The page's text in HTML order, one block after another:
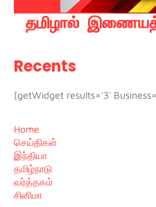
Recents
[getWidget results='3'
Home
செய்திகள்
இந்தியா
தமிழ்நாடு
வர்த்தகம்
சினிமா